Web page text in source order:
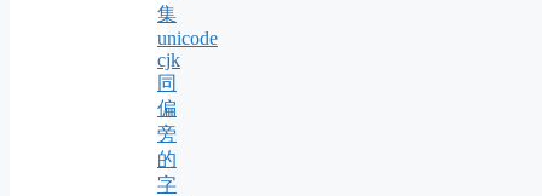
集
unicode
cjk
同
偏
旁
的
字